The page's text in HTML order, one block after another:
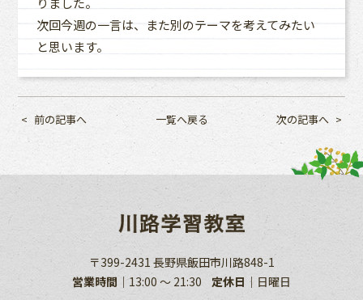
次回今週の一言は、また別のテーマを考えてみたい
と思います。
前の記事へ 一覧へ戻る 次の記事へ
〒399-2431 長野県飯田市川路848-1
営業時間
13:00 ～ 21:30 定休日 日曜日